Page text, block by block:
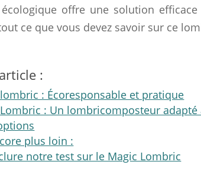
offre une solution
ce que vous devez savoir sur ce
:
: Écoresponsable et pratique
: Un lombricomposteur
plus loin :
notre test sur le Magic Lombric